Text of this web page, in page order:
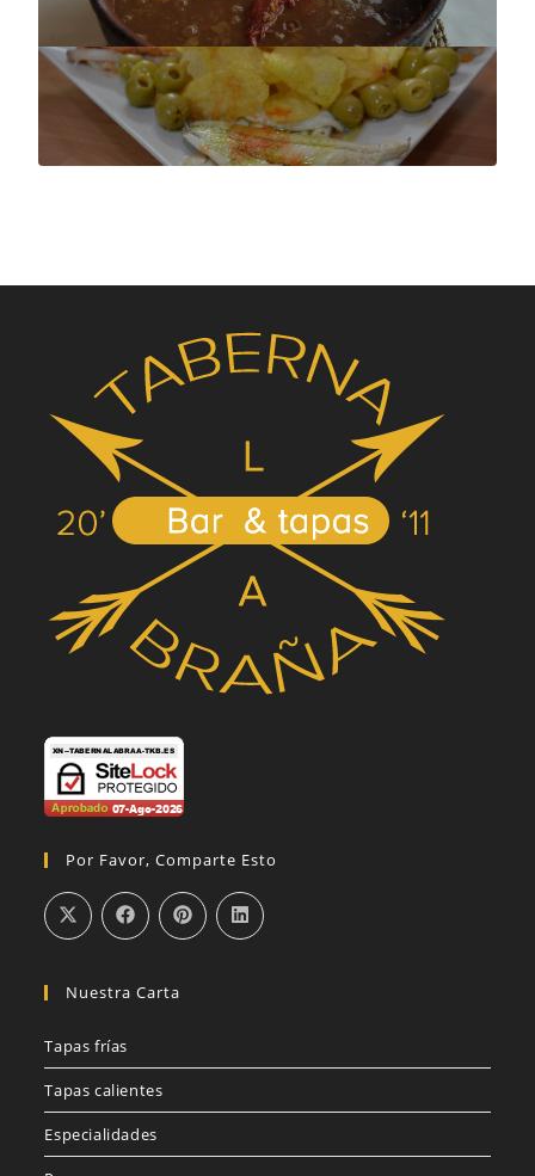
Por Favor, Comparte Esto
Nuestra Carta
Tapas frías
Tapas calientes
Especialidades